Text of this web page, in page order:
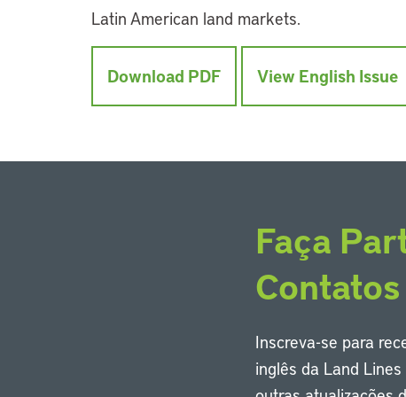
Latin American land markets.
Download PDF View English Issue
Faça
Contatos
Inscreva-se para
inglês da Land